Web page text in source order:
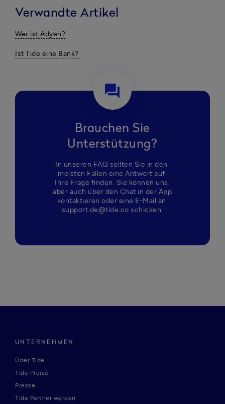
Verwandte Artikel
Wer ist Adyen?
Ist Tide eine Bank?
question_answer
Brauchen Sie
Unterstützung?
In unseren FAQ sollten Sie in den
meisten Fällen eine Antwort auf
Ihre Frage finden. Sie können uns
aber auch über den Chat in der App
kontaktieren oder eine E-Mail an
support.de@tide.co schicken.
UNTERNEHMEN
Über Tide
Tide Preise
Presse
Tide Partner werden